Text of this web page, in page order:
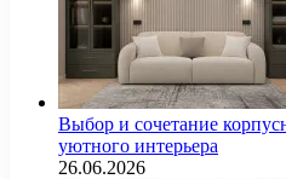
Выбор и сочетание
уютного интерьера
26.06.2026